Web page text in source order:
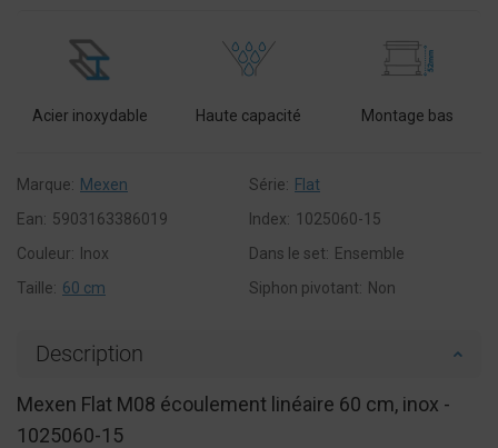
Acier inoxydable Haute capacité Montage bas
Marque: Mexen Série: Flat
Ean: 5903163386019 Index: 1025060-15
Couleur:
Inox Dans le set: Ensemble
Taille: 60 cm Siphon pivotant: Non
Description
Mexen Flat M08 écoulement linéaire 60 cm, inox -
1025060-15